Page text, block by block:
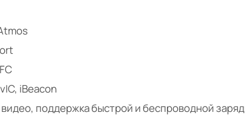
iBeacon
поддержка быстрой и беспроводной